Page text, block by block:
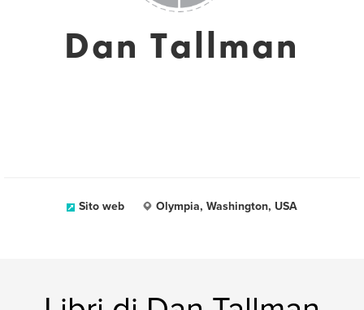
Dan Tallman
Sito web Olympia, Washington, USA